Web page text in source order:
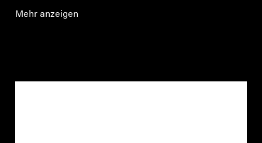
Mehr anzeigen